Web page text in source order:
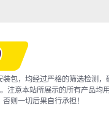
包，均经过严格的筛选检测，
注意本站所展示的所有产品均用
则一切后果自行承担！